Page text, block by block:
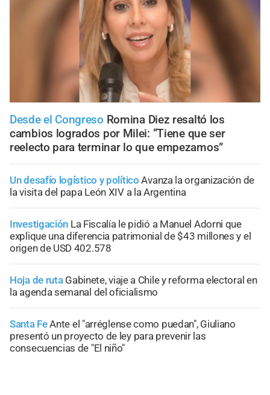
Desde el Congreso Romina Diez resaltó los
cambios logrados por Milei: “Tiene que ser
reelecto para terminar lo que empezamos”
Un desafío logístico y político Avanza la organización de
la visita del papa León XIV a la Argentina
Investigación La Fiscalía le pidió a Manuel Adorni que
explique una diferencia patrimonial de $43 millones y el
origen de USD 402.578
Hoja de ruta Gabinete, viaje a Chile y reforma electoral en
la agenda semanal del oficialismo
Santa FeAnte el "arréglense como puedan", Giuliano
presentó un proyecto de ley para prevenir las
consecuencias de "El niño"